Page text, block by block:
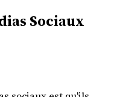
Sociaux